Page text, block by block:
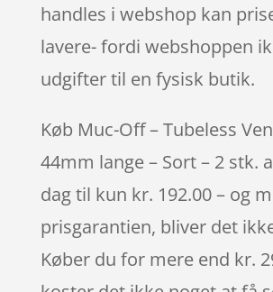
handles i webshop kan
lavere- fordi webshoppen
udgifter til en fysisk butik.
Køb Muc-Off – Tubeless
44mm lange – Sort – 2 stk.
dag til kun kr. 192.00 – og
prisgarantien, bliver det
Køber du for mere end kr.